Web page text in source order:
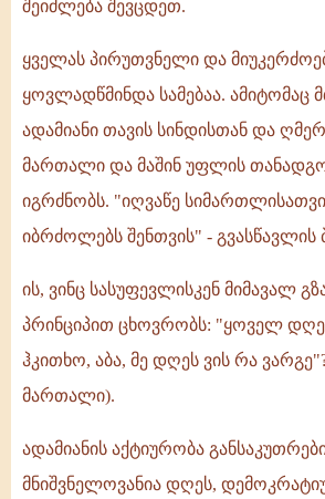
შეიძლება შევცდეთ.
ყველას პირუთვნელი და
ყოვლადწმინდა სამებაა. ამიტომაც
ადამიანი თავის სინდისთან და
მართალი და მაშინ უფლის
იგრძნობს. "იღვაწე
იბრძოლებს შენთვის" - გვასწავლის
ის, ვინც სასუფევლისკენ მიმავალ
პრინციპით ცხოვრობს: "ყოველ
ჰკითხო, აბა, მე დღეს ვის რა
მართალი).
ადამიანის აქტიურობა
მნიშვნელოვანია დღეს,